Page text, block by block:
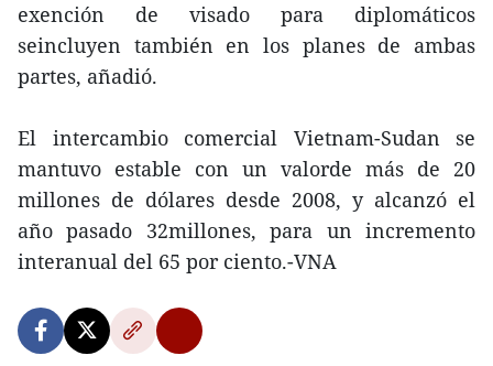
exención de visado para diplomáticos
seincluyen también en los planes de ambas
partes, añadió.
El intercambio comercial Vietnam-Sudan se
mantuvo estable con un valorde más de 20
millones de dólares desde 2008, y alcanzó el
año pasado 32millones, para un incremento
interanual del 65 por ciento.-VNA